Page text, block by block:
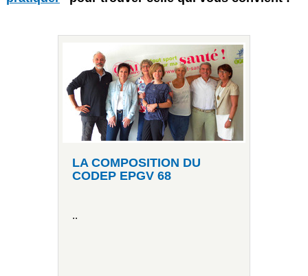
LA COMPOSITION DU
CODEP EPGV 68
..